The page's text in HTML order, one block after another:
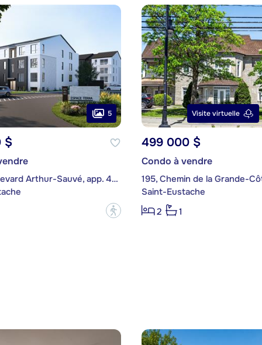
5
$
879A, boulevard Arthur-Sauvé, app. 402
?
Visite virtuelle
499 000 $
Condo à vendre
195, Chemin de la Grande-
Saint-Eustache
2
1